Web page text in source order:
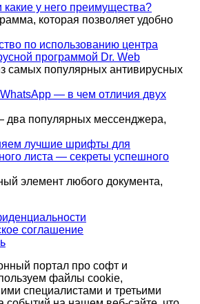
у него преимущества?
которая позволяет удобно
по использованию центра
программой Dr. Web
самых популярных антивирусных
— в чем отличия двух
два популярных мессенджера,
лучшие шрифты для
листа — секреты успешного
элемент любого документа,
соглашение
портал про софт и
файлы cookie,
специалистами и третьими